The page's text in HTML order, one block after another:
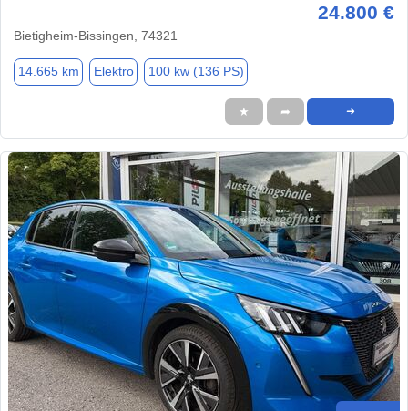
24.800 €
Bietigheim-Bissingen, 74321
14.665 km Elektro 100 kw (136 PS)
★ ➦ ➜